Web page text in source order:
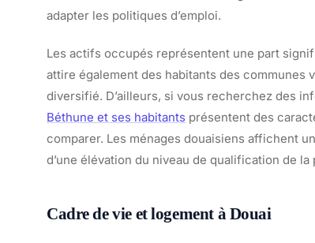
adapter les politiques d’emploi.
Les actifs occupés représentent une part
attire également des habitants des communes
diversifié. D’ailleurs, si vous recherchez des
Béthune et ses habitants présentent des
comparer. Les ménages douaisiens affichent
d’une élévation du niveau de qualification de la
Cadre de vie et logement à Douai